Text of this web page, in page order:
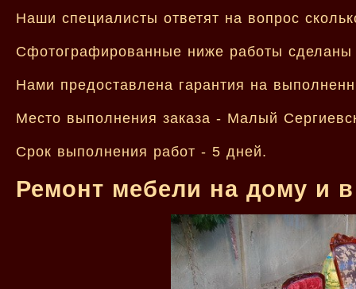
Наши специалисты ответят на вопрос
Сфотографированные ниже работы
Нами предоставлена гарантия на
Место выполнения заказа - Малый
Срок выполнения работ - 5 дней.
Ремонт мебели на дому и